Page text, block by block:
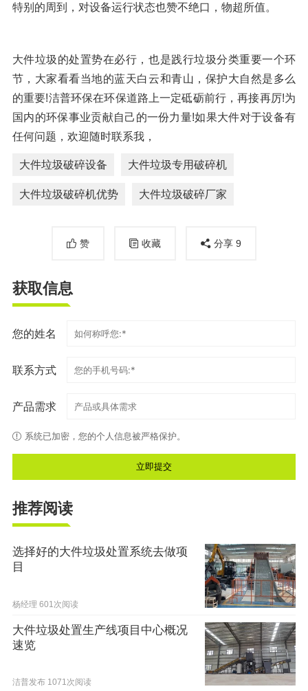
特别的周到，对设备运行状态也赞不绝口，物超所值。
大件垃圾的处置势在必行，也是践行垃圾分类重要一个环
节，大家看看当地的蓝天白云和青山，保护大自然是多么
的重要!洁普环保在环保道路上一定砥砺前行，再接再厉!为
国内的环保事业贡献自己的一份力量!如果大件对于设备有
任何问题，欢迎随时联系我，
大件垃圾破碎设备 大件垃圾专用破碎机
大件垃圾破碎机优势 大件垃圾破碎厂家
赞 收藏 分享 9
获取信息
您的姓名
联系方式
产品需求
系统已加密，您的个人信息被严格保护。
推荐阅读
选择好的大件垃圾处置系统去做项
目
杨经理 601次阅读
大件垃圾处置生产线项目中心概况
速览
洁普发布 1071次阅读